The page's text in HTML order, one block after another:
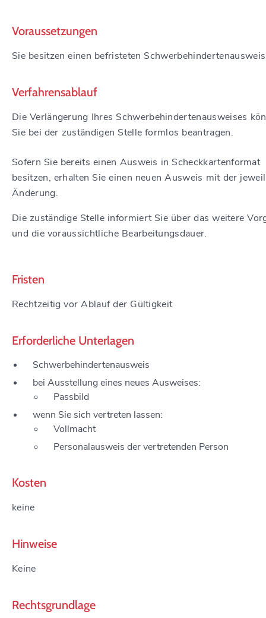
Voraussetzungen
Sie besitzen einen befristeten
Verfahrensablauf
Die Verlängerung Ihres Schwerbehindertenausweises
Sie bei der zuständigen Stelle formlos beantragen.
Sofern Sie bereits einen Ausweis in Scheckkartenformat
besitzen, erhalten Sie einen neuen Ausweis mit der
Änderung.
Die zuständige Stelle informiert Sie über das weitere
und die voraussichtliche Bearbeitungsdauer.
Fristen
Rechtzeitig vor Ablauf der Gültigkeit
Erforderliche Unterlagen
Schwerbehindertenausweis
bei Ausstellung eines neues Ausweises:
Passbild
wenn Sie sich vertreten lassen:
Vollmacht
Personalausweis der vertretenden Person
Kosten
keine
Hinweise
Keine
Rechtsgrundlage